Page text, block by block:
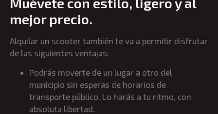
mejor precio.
Alquilar un scooter también te va a permitir disfrutar
de las siguientes ventajas:
Podrás moverte de un lugar a otro del
municipio sin esperas de horarios de
transporte público. Lo harás a tu ritmo, con
absoluta libertad.